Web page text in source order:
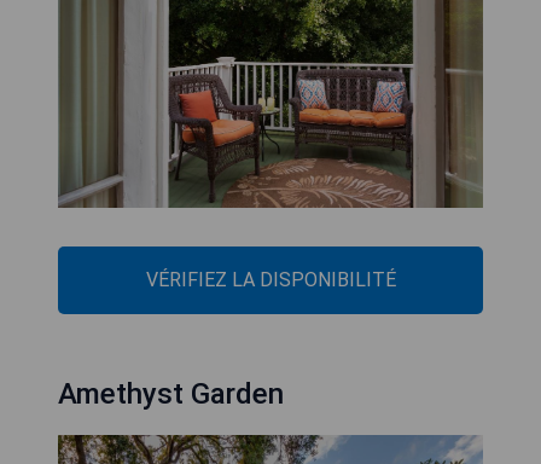
VÉRIFIEZ LA DISPONIBILITÉ
Amethyst Garden